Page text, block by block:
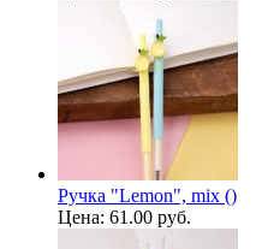
Ручка "Lemon", mix ()
Цена: 61.00 руб.